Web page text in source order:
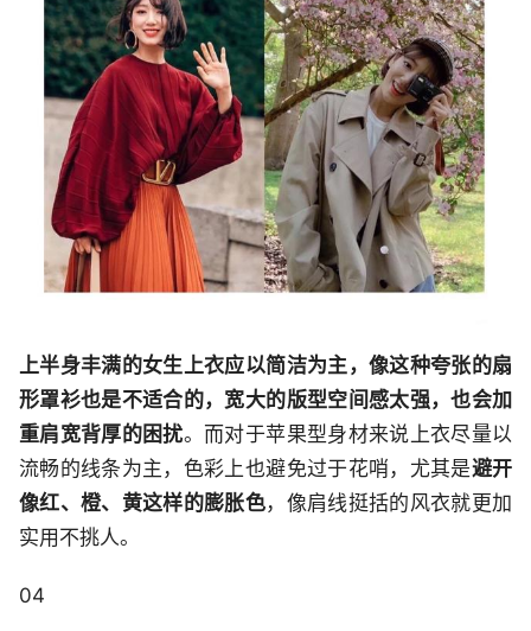
上半身丰满的女生上衣应以简洁为主，像这种夸张的扇
形罩衫也是不适合的，宽大的版型空间感太强，也会加
重肩宽背厚的困扰。而对于苹果型身材来说上衣尽量以
流畅的线条为主，色彩上也避免过于花哨，尤其是避开
像红、橙、黄这样的膨胀色，像肩线挺括的风衣就更加
实用不挑人。
04